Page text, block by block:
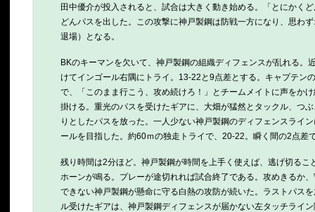
田中優介が投入されると、試合は大きく動き始める。「とにかく
どんパスを出した。この攻撃に神戸製鋼は防戦一方になり、思わ
退場）となる。
BKのキーマンを欠いて、神戸製鋼の組織ディフェンスが乱れる
けてインゴール右隅にトライ。13-22と9点差とする。キャプテン
で、「このまま行こう、攻め続けろ！」とチームメイトに声をか
掛ける。重光のパスを受けたギアに、大畑が猛然とタックル、つ
りとしたパスを放った。一人少ない神戸製鋼のディフェンスライ
ールを目指した。約60ｍの独走トライで、20-22。瞬く間の2点差
残り時間は2分ほど。神戸製鋼が時間を上手く使えば、逃げ切る
ホーンが鳴る。プレーが途切れれば試合終了である。攻めきるか
できない神戸製鋼が懸命に守る白熱の攻防が続いた。ラストパス
ル受けたギアは、神戸製鋼ディフェンスが届かない左タッチライ